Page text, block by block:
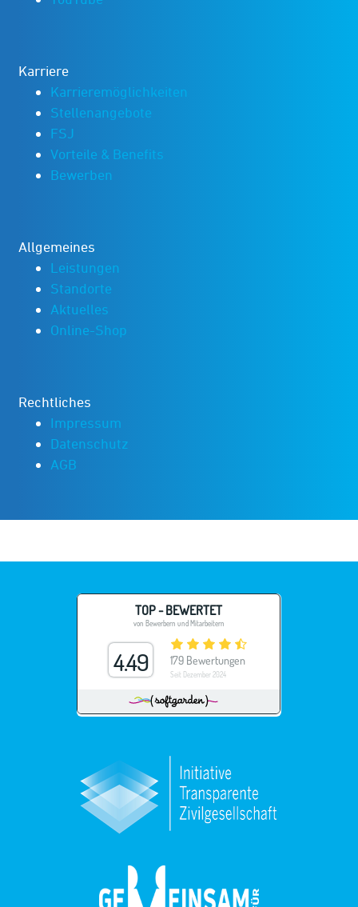
Karriere
Karrieremöglichkeiten
Stellenangebote
FSJ
Vorteile & Benefits
Bewerben
Allgemeines
Leistungen
Standorte
Aktuelles
Online-Shop
Rechtliches
Impressum
Datenschutz
AGB